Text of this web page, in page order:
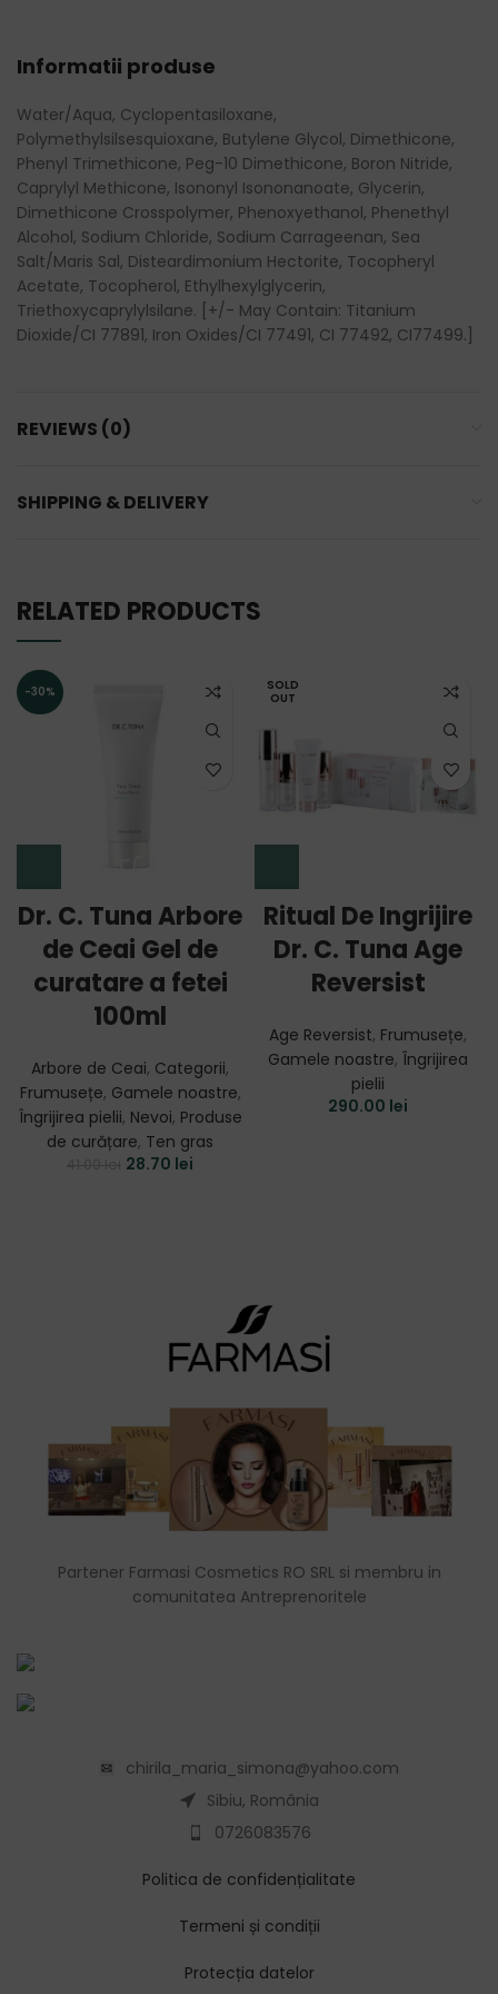
Informatii produse
Water/Aqua, Cyclopentasiloxane,
Polymethylsilsesquioxane, Butylene Glycol, Dimethicone,
Phenyl Trimethicone, Peg-10 Dimethicone, Boron Nitride,
Caprylyl Methicone, Isononyl Isononanoate, Glycerin,
Dimethicone Crosspolymer, Phenoxyethanol, Phenethyl
Alcohol, Sodium Chloride, Sodium Carrageenan, Sea
Salt/Maris Sal, Disteardimonium Hectorite, Tocopheryl
Acetate, Tocopherol, Ethylhexylglycerin,
Triethoxycaprylylsilane. [+/- May Contain: Titanium
Dioxide/CI 77891, Iron Oxides/CI 77491, CI 77492, CI77499.]
REVIEWS (0)
SHIPPING & DELIVERY
RELATED PRODUCTS
-30%
Dr. C. Tuna Arbore
de Ceai Gel de
curatare a fetei
100ml
Arbore de Ceai, Categorii,
Frumusețe, Gamele noastre,
Îngrijirea pielii, Nevoi, Produse
de curățare, Ten gras
28.70 lei
SOLD
OUT
Ritual De Ingrijire
Dr. C. Tuna Age
Reversist
Age Reversist, Frumusețe,
Gamele noastre, Îngrijirea
pielii
290.00 lei
Partener Farmasi Cosmetics RO SRL si membru in
comunitatea Antreprenoritele
chirila_maria_simona@yahoo.com
Sibiu, România
0726083576
Politica de confidențialitate
Termeni și condiții
Protecția datelor